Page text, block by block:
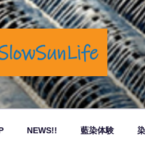
市奉還町でカフェと藍染商品を
NEWS!! 藍染体験